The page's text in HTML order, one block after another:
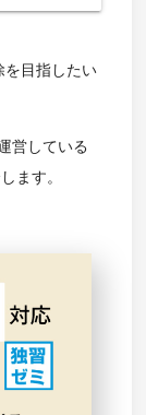
を目指したい
営している
ます。